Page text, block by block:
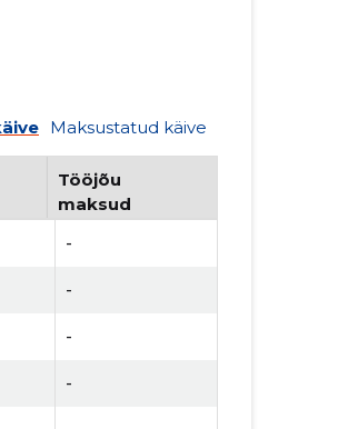
Maksustatud käive
Tööjõu
maksud
-
-
-
-